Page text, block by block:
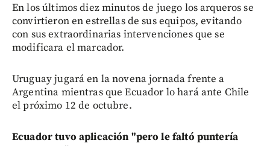
En los últimos diez minutos de juego los arqueros se
convirtieron en estrellas de sus equipos, evitando
con sus extraordinarias intervenciones que se
modificara el marcador.
Uruguay jugará en la novena jornada frente a
Argentina mientras que Ecuador lo hará ante Chile
el próximo 12 de octubre.
Ecuador tuvo aplicación "pero le faltó puntería